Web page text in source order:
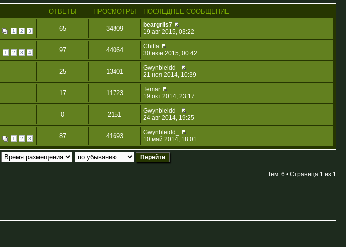
ОТВЕТЫ ПРОСМОТРЫ ПОСЛЕДНЕЕ СООБЩЕНИЕ
1 2 3 65 34809
beargrils7
19 авг 2015, 03:22
1 2 3 4 97 44064
Chiffa
30 июн 2015, 00:42
25 13401
Gwynbleidd_
21 ноя 2014, 10:39
17 11723
Temar
19 окт 2014, 23:17
0 2151
Gwynbleidd_
24 авг 2014, 19:25
1 2 3 87 41693
Gwynbleidd_
10 май 2014, 18:01
Тем: 6 • Страница 1 из 1